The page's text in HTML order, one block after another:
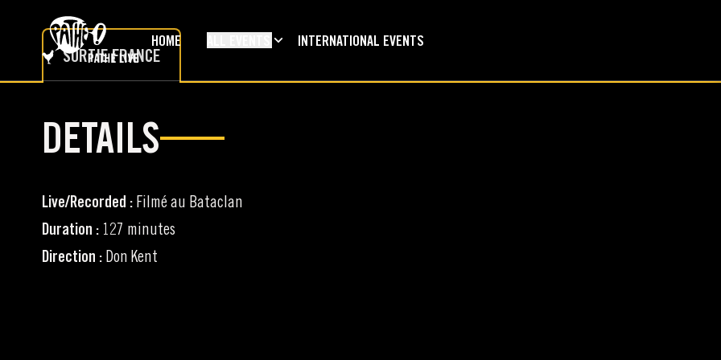
HOME
INTERNATIONAL EVENTS
SORTIE FRANCE
DETAILS
Live/Recorded : Filmé au Bataclan
Duration : 127 minutes
Direction : Don Kent